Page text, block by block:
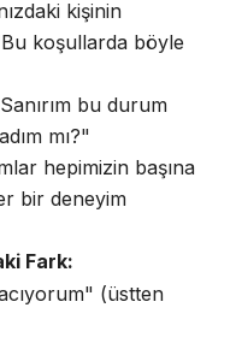
kişinin
koşullarda böyle
bu durum
mı?"
hepimizin başına
bir deneyim
Fark:
(üstten